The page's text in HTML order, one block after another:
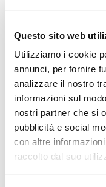
Questo sito web
Utilizziamo i cookie
annunci, per fornire
analizzare il nostro
informazioni sul
nostri partner che si
pubblicità e social
con altre
raccolto dal suo
Directors.
opportunity
the
debate on
be improved.
are sure that
more in
New Year!